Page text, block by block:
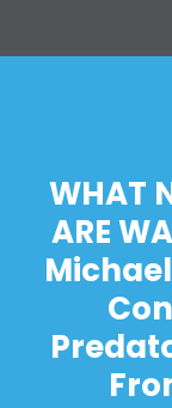
WHAT
ARE